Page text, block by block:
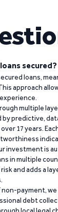
secured?
loans,
approach
multiple
by predictive,
17 years.
investment is
in multiple
and adds a
payment,
debt